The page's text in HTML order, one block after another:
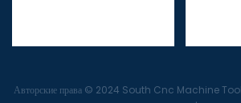
Авторские права © 2024 South Cnc Machine